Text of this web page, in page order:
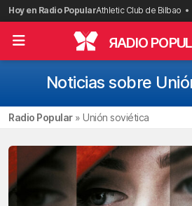
Saltar
al
contenido
Hoy en Radio PopularAthletic Club de Bilbao
RADIO
Noticias sobre
Radio Popular» Unión soviética